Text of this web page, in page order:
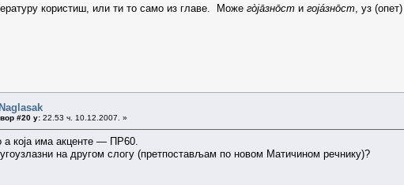
користиш, или ти то само из главе. Може гòјāзнōст и гојáзнōст , уз
#20 у: 22.53 ч. 10.12.2007. »
а која има акценте — ПР60.
на другом слогу (претпостављам по новом Матичином речнику)?